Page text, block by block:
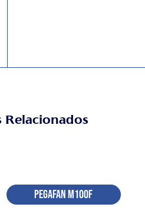
Relacionados
Pegafan M100F